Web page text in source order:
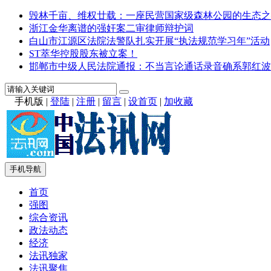
毁林千亩、维权廿载：一座民营国家级森林公园的生态
浙江金华离谱的强奸案二审律师辩护词
白山市江源区法院法警队扎实开展“执法规范学习年”活动
ST萃华控股股东被立案！
邯郸市中级人民法院通报：不当言论通话录音确系郭红
手机版 | 登陆 | 注册 | 留言 | 设首页 | 加收藏
手机导航
首页
强图
综合资讯
政法动态
经济
法讯独家
法讯聚焦